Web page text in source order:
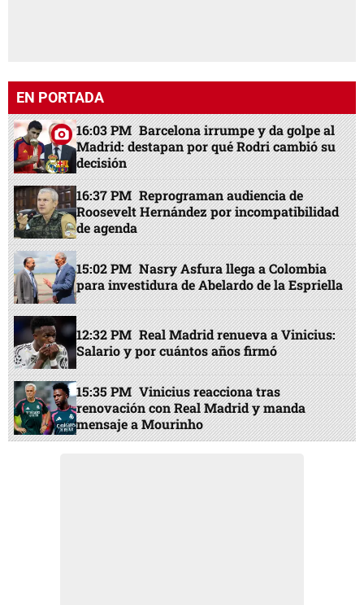
EN PORTADA
16:03 PM Barcelona irrumpe y da golpe al
Madrid: destapan por qué Rodri cambió su
decisión
16:37 PM Reprograman audiencia de
Roosevelt Hernández por incompatibilidad
de agenda
15:02 PM Nasry Asfura llega a Colombia
para investidura de Abelardo de la Espriella
12:32 PM Real Madrid renueva a Vinicius:
Salario y por cuántos años firmó
15:35 PM Vinicius reacciona tras
renovación con Real Madrid y manda
mensaje a Mourinho